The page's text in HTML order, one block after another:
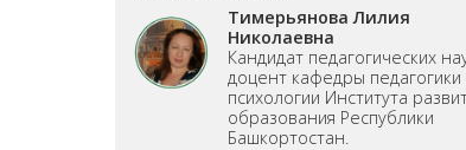
Тимерьянова Лилия
Николаевна
Кандидат педагогических
доцент кафедры педагогики
психологии Института
образования Республики
Башкортостан.